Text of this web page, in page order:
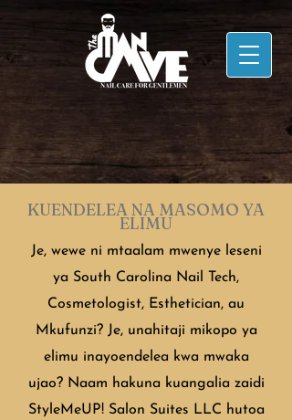
KUENDELEA NA MASOMO YA
ELIMU
Je, wewe ni mtaalam mwenye leseni
ya South Carolina Nail Tech,
Cosmetologist, Esthetician, au
Mkufunzi? Je, unahitaji mikopo ya
elimu inayoendelea kwa mwaka
ujao? Naam hakuna kuangalia zaidi
StyleMeUP! Salon Suites LLC hutoa